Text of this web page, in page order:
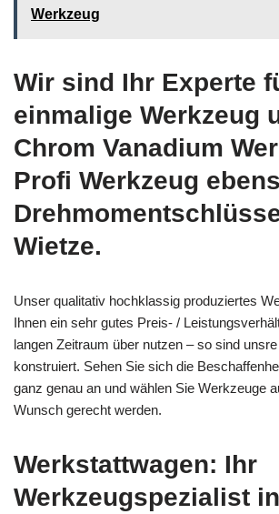
Werkzeug
Wir sind Ihr Experte
einmalige Werkzeug
Chrom Vanadium
Profi Werkzeug
Wietze.
Unser qualitativ hochklassig produziertes
Ihnen ein sehr gutes Preis- /
langen Zeitraum über nutzen – so sind
konstruiert. Sehen Sie sich die
ganz genau an und wählen Sie Werkzeuge
Wunsch gerecht werden.
Werkstattwagen: Ihr
Werkzeugspezialist